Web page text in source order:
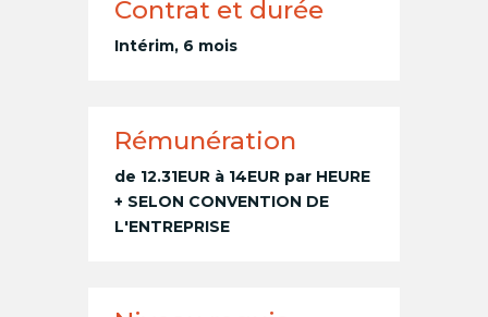
Contrat et durée
Intérim, 6 mois
Rémunération
de 12.31EUR à 14EUR par HEURE
+ SELON CONVENTION DE
L'ENTREPRISE